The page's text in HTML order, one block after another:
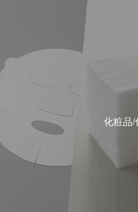
化粧品/